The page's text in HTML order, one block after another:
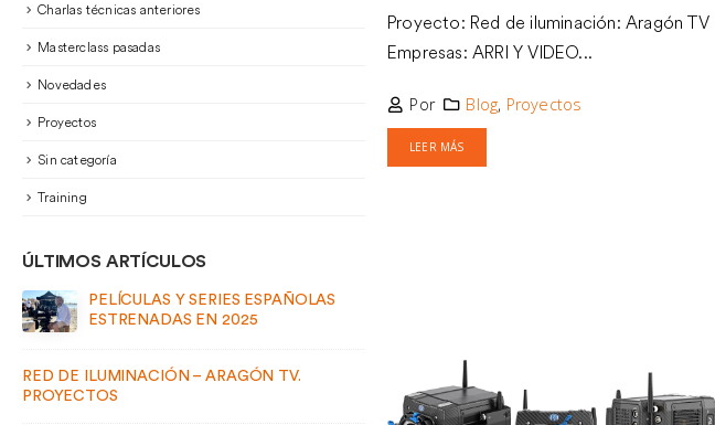
Proyecto: Red de iluminación: Aragón TV
Empresas: ARRI Y VIDEO...
Por Blog, Proyectos
LEER MÁS
Charlas técnicas anteriores
Masterclass pasadas
Novedades
Proyectos
Sin categoría
Training
ÚLTIMOS ARTÍCULOS
PELÍCULAS Y SERIES ESPAÑOLAS
ESTRENADAS EN 2024
RED DE ILUMINACIÓN – ARAGÓN TV.
PROYECTOS